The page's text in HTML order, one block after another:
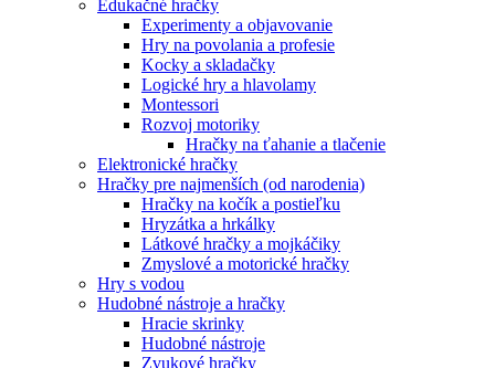
Edukačné hračky
Experimenty a objavovanie
Hry na povolania a profesie
Kocky a skladačky
Logické hry a hlavolamy
Montessori
Rozvoj motoriky
Hračky na ťahanie a tlačenie
Elektronické hračky
Hračky pre najmenších (od narodenia)
Hračky na kočík a postieľku
Hryzátka a hrkálky
Látkové hračky a mojkáčiky
Zmyslové a motorické hračky
Hry s vodou
Hudobné nástroje a hračky
Hracie skrinky
Hudobné nástroje
Zvukové hračky